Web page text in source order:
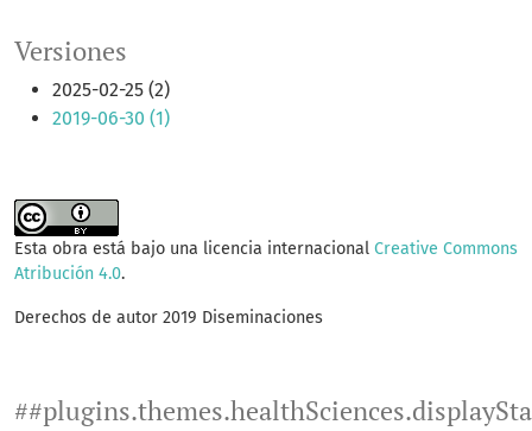
Versiones
2025-02-25 (2)
2019-06-30 (1)
Esta obra está bajo una licencia internacional Creative Commons
Atribución 4.0.
Derechos de autor 2019 Diseminaciones